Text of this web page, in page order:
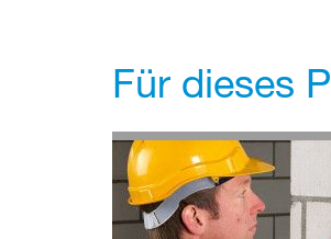
Für dieses